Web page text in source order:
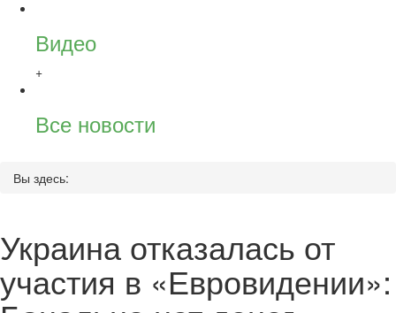
Видео
+
Все новости
Вы здесь:
Украина отказалась от
участия в «Евровидении»: